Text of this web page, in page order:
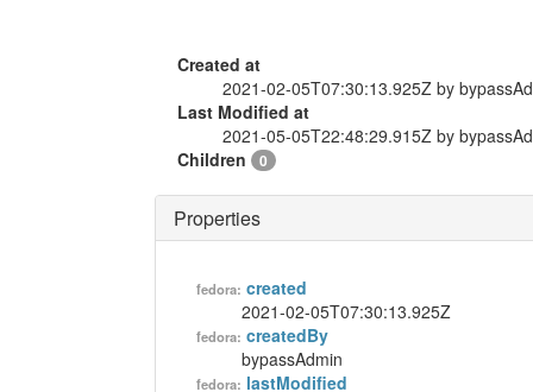
Created at
2021-02-05T07:30:13.925Z by
Last Modified at
2021-05-05T22:48:29.915Z by
Children
0
Properties
fedora: created
2021-02-05T07:30:13.925Z
fedora: createdBy
bypassAdmin
fedora: lastModified